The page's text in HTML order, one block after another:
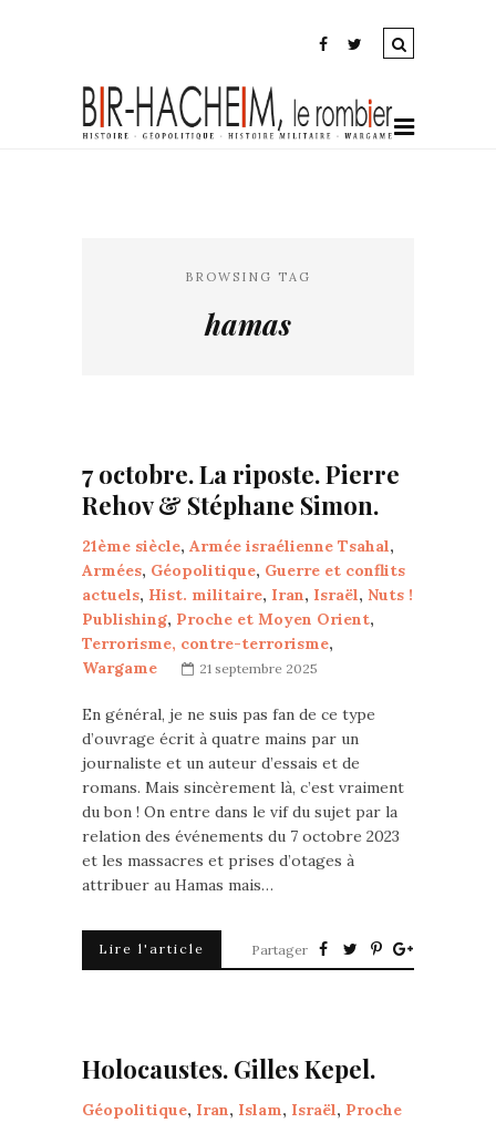
BROWSING TAG
hamas
7 octobre. La riposte. Pierre
Rehov & Stéphane Simon.
21ème siècle, Armée israélienne Tsahal,
Armées, Géopolitique, Guerre et conflits
actuels, Hist. militaire, Iran, Israël, Nuts !
Publishing, Proche et Moyen Orient,
Terrorisme, contre-terrorisme,
Wargame
21 septembre 2025
En général, je ne suis pas fan de ce type
d’ouvrage écrit à quatre mains par un
journaliste et un auteur d’essais et de
romans. Mais sincèrement là, c’est vraiment
du bon ! On entre dans le vif du sujet par la
relation des événements du 7 octobre 2023
et les massacres et prises d’otages à
attribuer au Hamas mais…
Lire l'article Partager
Holocaustes. Gilles Kepel.
Géopolitique, Iran, Islam, Israël, Proche